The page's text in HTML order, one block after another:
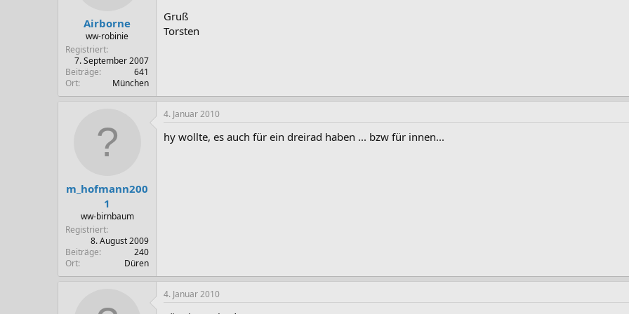
Airborne
ww-robinie
Registriert
7. September 2007
Beiträge
641
Ort
München
Gruß
Torsten
m_hofmann200
1
ww-birnbaum
Registriert
8. August 2009
Beiträge
240
Ort
Düren
4. Januar 2010
hy wollte, es auch für ein dreirad haben ... bzw für innen...
4. Januar 2010